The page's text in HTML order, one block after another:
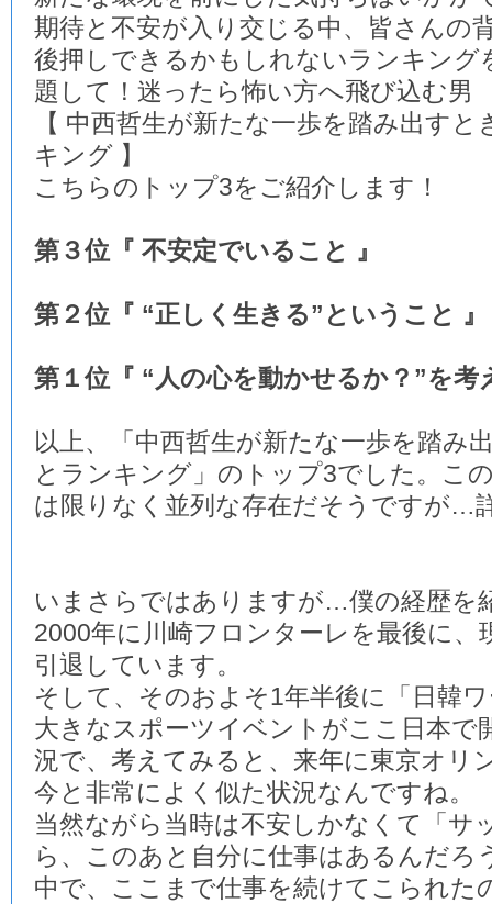
期待と不安が入り交じる中、皆さんの
後押しできるかもしれないランキング
題して！迷ったら怖い方へ飛び込む男
【 中西哲生が新たな一歩を踏み出す
キング 】
こちらのトップ3をご紹介します！
第３位『 不安定でいること 』
第２位『 “正しく生きる”ということ 』
第１位『 “人の心を動かせるか？”を考
以上、「中西哲生が新たな一歩を踏み
とランキング」のトップ3でした。こ
は限りなく並列な存在だそうですが…
いまさらではありますが…僕の経歴を
2000年に川崎フロンターレを最後に、
引退しています。
そして、そのおよそ1年半後に「日韓
大きなスポーツイベントがここ日本
況で、考えてみると、来年に東京オリ
今と非常によく似た状況なんですね。
当然ながら当時は不安しかなくて「サ
ら、このあと自分に仕事はあるんだろ
中で、ここまで仕事を続けてこられた